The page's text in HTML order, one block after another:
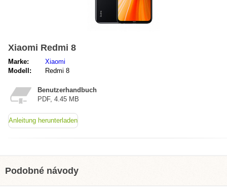
Xiaomi Redmi 8
Marke:
Xiaomi
Modell:
Redmi 8
Benutzerhandbuch
PDF, 4.45 MB
Anleitung herunterladen
Podobné návody